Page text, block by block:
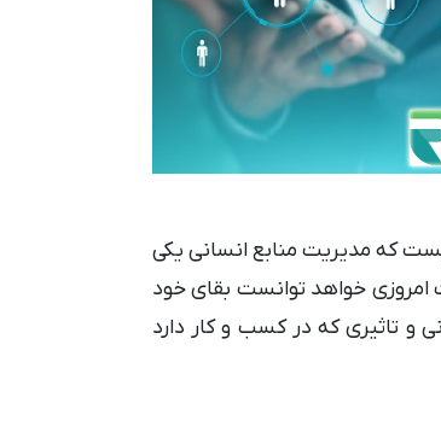
که مدیریت منابع انسانی یکی
خواهد توانست بقای خود
و تاثیری که در کسب و کار دارد